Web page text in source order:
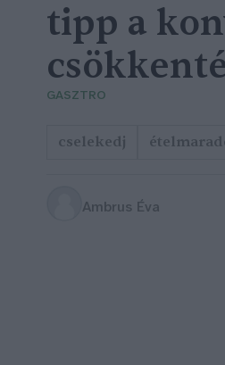
tipp a
GASZTRO
cselekedj
Ambrus Éva